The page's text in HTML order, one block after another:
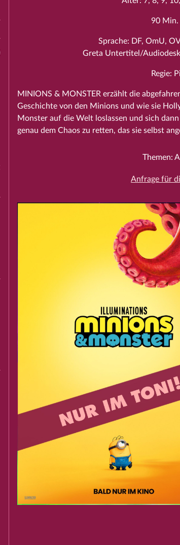
90 Min.
Sprache: DF, OmU,
Greta Untertitel/
Regie:
MINIONS & MONSTER erzählt die
Geschichte von den Minions und wie sie
Monster auf die Welt loslassen und sich
genau dem Chaos zu retten, das sie selbst
Themen:
Anfrage für